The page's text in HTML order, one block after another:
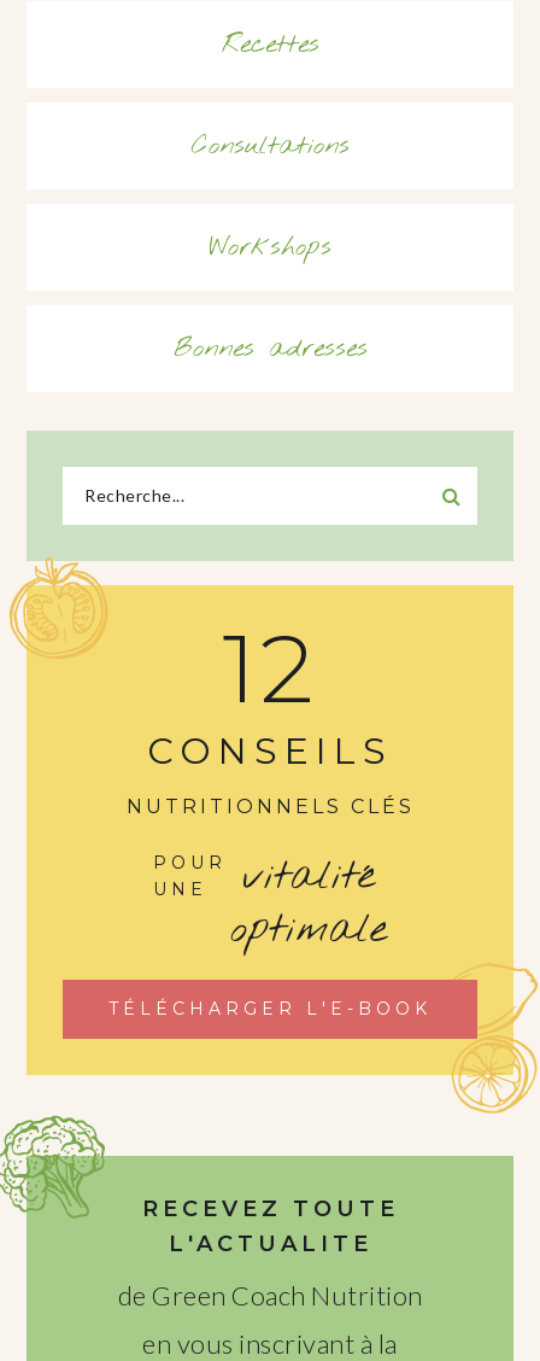
Recettes
Consultations
Workshops
Bonnes adresses
12
CONSEILS
NUTRITIONNELS CLÉS
POUR
UNE
vitalité
optimale
TÉLÉCHARGER L'E-BOOK
RECEVEZ TOUTE
L'ACTUALITE
de Green Coach Nutrition
en vous inscrivant à la